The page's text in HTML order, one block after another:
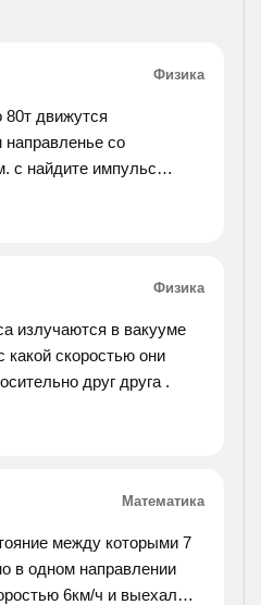
Физика
80т движутся
со
с найдите импульс
Физика
излучаются в вакууме
какой скоростью они
друг друга .
Математика
между которыми 7
в одном направлении
6км/ч и выехал